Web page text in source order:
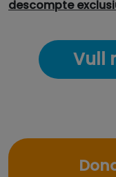
descompte
Vull